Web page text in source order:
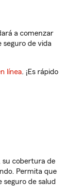
a comenzar
seguro de vida
línea. ¡Es rápido
su cobertura de
Permita que
seguro de salud